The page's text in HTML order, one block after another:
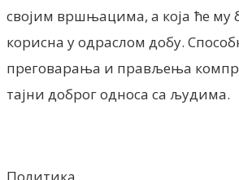
својим вршњацима, а која ће му
корисна у одраслом добу.
преговарања и прављења
тајни доброг односа са људима.
Политика